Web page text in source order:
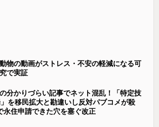
物の動画がストレス・不安の軽減になる可
で実証
分かりづらい記事でネット混乱！「特定技
を移民拡大と勘違いし反対パブコメが殺
住申請できた穴を塞ぐ改正